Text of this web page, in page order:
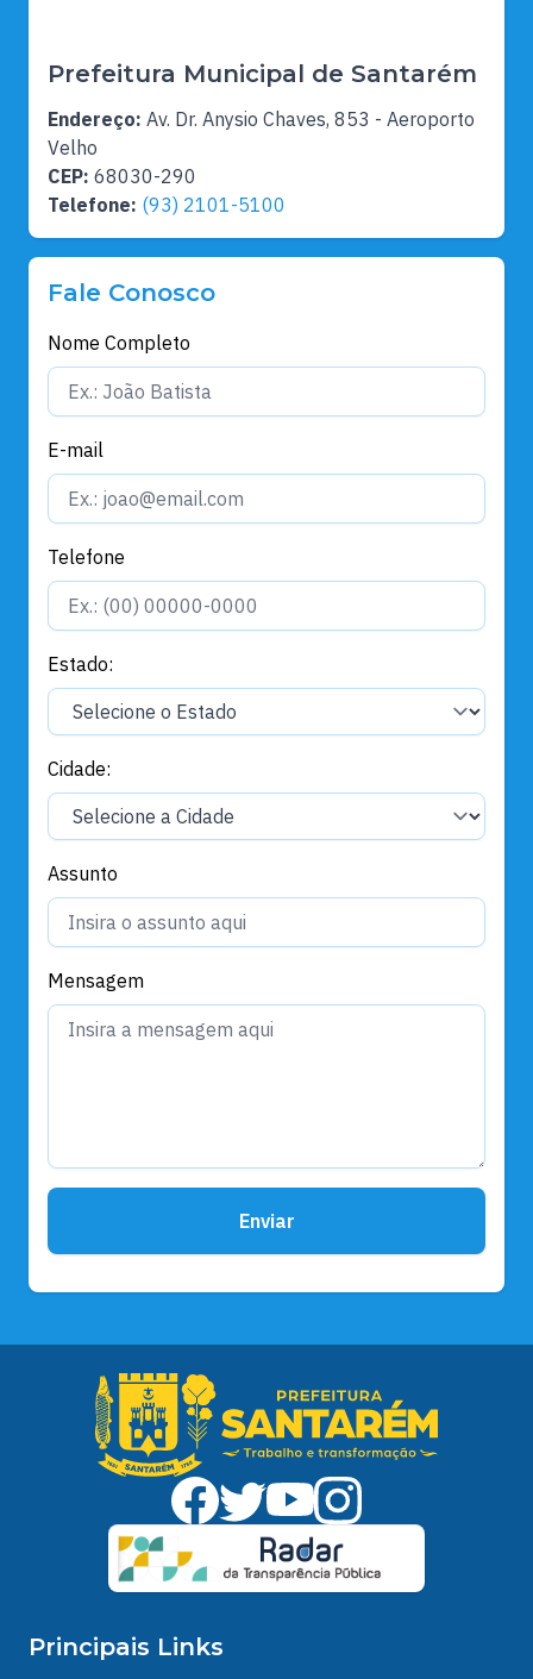
Prefeitura Municipal de Santarém
Endereço: Av. Dr. Anysio Chaves, 853 - Aeroporto
Velho
CEP: 68030-290
Telefone: (93) 2101-5100
Fale Conosco
Nome Completo
E-mail
Telefone
Estado:
Cidade:
Assunto
Mensagem
Enviar
Principais Links